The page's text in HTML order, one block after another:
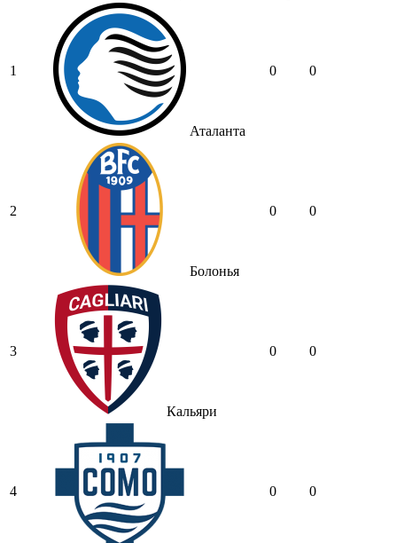
1
Аталанта
0 0
2
Болонья
0 0
3
Кальяри
0 0
4 0 0